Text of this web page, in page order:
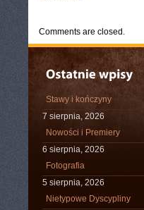
Comments are closed.
Stawy i kończyny
7 sierpnia, 2026
Nowości i Premiery
6 sierpnia, 2026
Fotografia
5 sierpnia, 2026
Nietypowe Dyscypliny